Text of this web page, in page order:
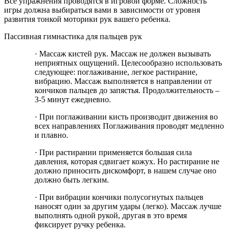
игры должна выбираться вами в зависимости от уровня
развития тонкой моторики рук вашего ребенка.
Пассивная гимнастика для пальцев рук
· Массаж кистей рук. Массаж не должен вызывать
неприятных ощущений. Целесообразно использовать
следующее: поглаживание, легкое растирание,
вибрацию. Массаж выполняется в направлении от
кончиков пальцев до запястья. Продолжительность –
3-5 минут ежедневно.
· При поглаживании кисть производит движения во
всех направлениях Поглаживания проводят медленно
и плавно.
· При растирании применяется большая сила
давления, которая сдвигает кожух. Но растирание не
должно приносить дискомфорт, в нашем случае оно
должно быть легким.
· При вибрации кончики полусогнутых пальцев
наносят один за другим удары (легко). Массаж лучше
выполнять одной рукой, другая в это время
фиксирует ручку ребенка.